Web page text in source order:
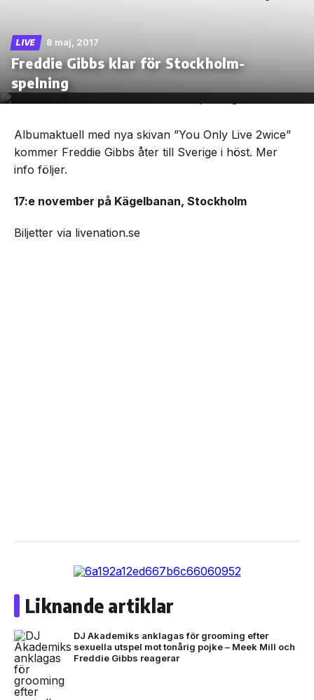
the
LIVE 8 maj, 2017
Freddie Gibbs klar för Stockholm-
spelning
Albumaktuell med nya skivan ”You Only Live 2wice”
kommer Freddie Gibbs åter till Sverige i höst. Mer
info följer.
17:e november på Kägelbanan, Stockholm
Biljetter via livenation.se
Liknande artiklar
DJ Akademiks anklagas för grooming efter
sexuella utspel mot tonårig pojke – Meek Mill och
Freddie Gibbs reagerar